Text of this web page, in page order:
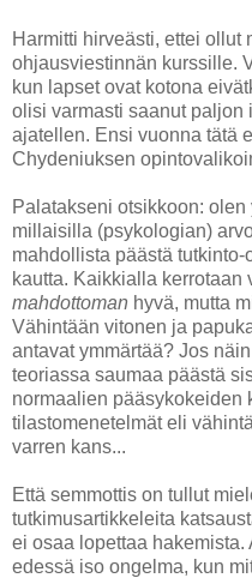
Harmitti hirveästi, ettei ollut
ohjausviestinnän kurssille.
kun lapset ovat kotona
olisi varmasti saanut paljon
ajatellen. Ensi vuonna tätä
Chydeniuksen
Palatakseni otsikkoon:
millaisilla (psykologian)
mahdollista päästä
kautta. Kaikkialla kerrotaan
mahdottoman hyvä, mutta
Vähintään vitonen ja
antavat ymmärtää? Jos
teoriassa saumaa päästä
normaalien pääsykokeiden
tilastomenetelmät eli
varren kans...
Että semmottis on tullut
tutkimusartikkeleita
ei osaa lopettaa
edessä iso ongelma, kun